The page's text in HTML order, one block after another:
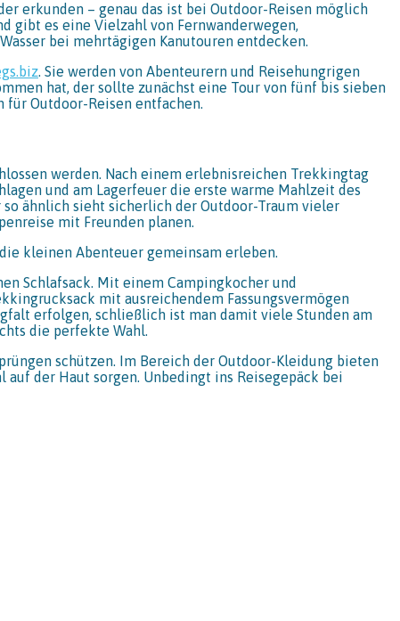
erkunden – genau das ist bei Outdoor-Reisen möglich
gibt es eine Vielzahl von Fernwanderwegen,
bei mehrtägigen Kanutouren entdecken.
. Sie werden von Abenteurern und Reisehungrigen
hat, der sollte zunächst eine Tour von fünf bis sieben
für Outdoor-Reisen entfachen.
werden. Nach einem erlebnisreichen Trekkingtag
und am Lagerfeuer die erste warme Mahlzeit des
so ähnlich sieht sicherlich der Outdoor-Traum vieler
mit Freunden planen.
kleinen Abenteuer gemeinsam erleben.
Schlafsack. Mit einem Campingkocher und
mit ausreichendem Fassungsvermögen
erfolgen, schließlich ist man damit viele Stunden am
die perfekte Wahl.
schützen. Im Bereich der Outdoor-Kleidung bieten
der Haut sorgen. Unbedingt ins Reisegepäck bei